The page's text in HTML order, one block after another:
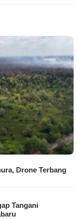
Drone Terbang
Tangani